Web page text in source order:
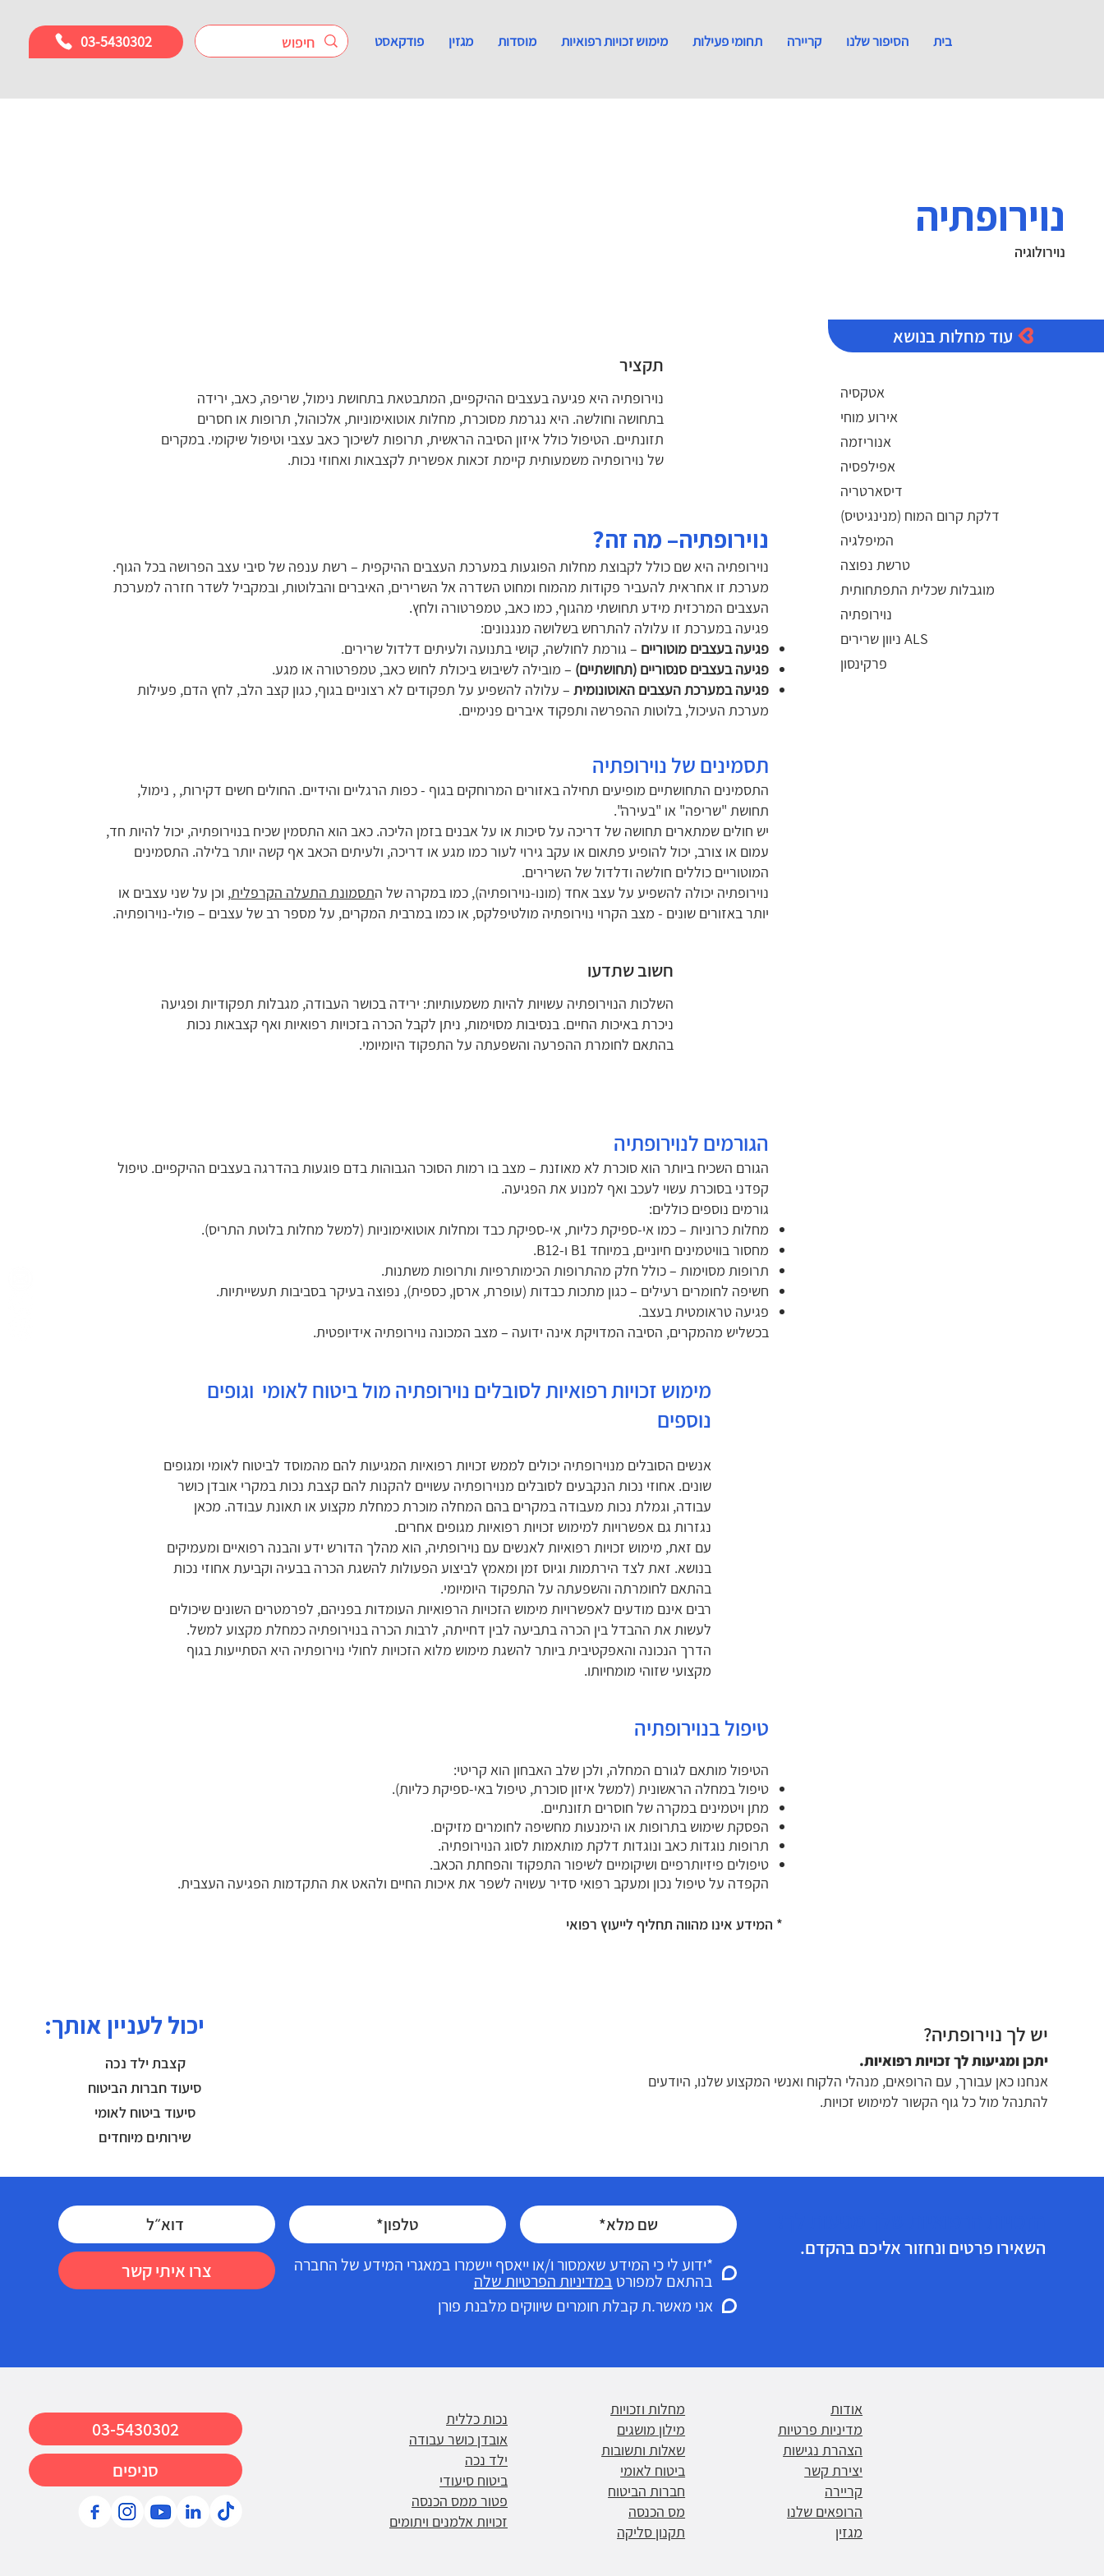
03-5430302 בית הסיפור שלנו קריירה תחומי פעילות מימוש זכויות רפואיות מוסדות מגזין פודקאסט
תקציר
נוירופתיה היא פגיעה בעצבים ההיקפיים, המתבטאת בתחושת נימול, שריפה, כאב, ירידה
בתחושה וחולשה. היא נגרמת מסוכרת, מחלות אוטואימוניות, אלכוהול, תרופות או חסרים
תזונתיים. הטיפול כולל איזון הסיבה הראשית, תרופות לשיכוך כאב עצבי וטיפול שיקומי. במקרים
של נוירופתיה משמעותית קיימת זכאות אפשרית לקצבאות ואחוזי נכות.
נוירופתיה– מה זה?
נוירופתיה היא שם כולל לקבוצת מחלות הפוגעות במערכת העצבים ההיקפית – רשת ענפה של סיבי עצב הפרושה בכל הגוף.
מערכת זו אחראית להעביר פקודות מהמוח ומחוט השדרה אל השרירים, האיברים והבלוטות, ובמקביל לשדר חזרה למערכת
העצבים המרכזית מידע תחושתי מהגוף, כמו כאב, טמפרטורה ולחץ.
פגיעה במערכת זו עלולה להתרחש בשלושה מנגנונים:
פגיעה בעצבים מוטוריים – גורמת לחולשה, קושי בתנועה ולעיתים דלדול שרירים.
פגיעה בעצבים סנסוריים (תחושתיים) – מובילה לשיבוש ביכולת לחוש כאב, טמפרטורה או מגע.
פגיעה במערכת העצבים האוטונומית– עלולה להשפיע על תפקודים לא רצוניים בגוף, כגון קצב הלב, לחץ הדם, פעילות
מערכת העיכול, בלוטות ההפרשה ותפקוד איברים פנימיים.
תסמינים של נוירופתיה
התסמינים התחושתיים מופיעים תחילה באזורים המרוחקים בגוף - כפות הרגליים והידיים. החולים חשים דקירות, , נימול,
תחושת "שריפה" או "בעירה".
יש חולים שמתארים תחושה של דריכה על סיכות או על אבנים בזמן הליכה. כאב הוא התסמין שכיח בנוירופתיה, יכול להיות חד,
עמום או צורב, יכול להופיע פתאום או עקב גירוי לעור כמו מגע או דריכה, ולעיתים הכאב אף קשה יותר בלילה. התסמינים
המוטוריים כוללים חולשה ודלדול של השרירים.
נוירופתיה יכולה להשפיע על עצב אחד (מונו-נוירופתיה), כמו במקרה של התסמונת התעלה הקרפלית, וכן על שני עצבים או
יותר באזורים שונים - מצב הקרוי נוירופתיה מולטיפלקס, או כמו במרבית המקרים, על מספר רב של עצבים – פולי-נוירופתיה.
חשוב שתדעו
השלכות הנוירופתיה עשויות להיות משמעותיות: ירידה בכושר העבודה, מגבלות תפקודיות ופגיעה
ניכרת באיכות החיים. בנסיבות מסוימות, ניתן לקבל הכרה בזכויות רפואיות ואף קצבאות נכות
בהתאם לחומרת ההפרעה והשפעתה על התפקוד היומיומי.
הגורמים לנוירופתיה
הגורם השכיח ביותר הוא סוכרת לא מאוזנת – מצב בו רמות הסוכר הגבוהות בדם פוגעות בהדרגה בעצבים ההיקפיים. טיפול
קפדני בסוכרת עשוי לעכב ואף למנוע את הפגיעה.
גורמים נוספים כוללים:
מחלות כרוניות – כמו אי-ספיקת כליות, אי-ספיקת כבד ומחלות אוטואימוניות (למשל מחלות בלוטת התריס).
מחסור בוויטמינים חיוניים, במיוחד B1 ו-B12.
תרופות מסוימות – כולל חלק מהתרופות הכימותרפיות ותרופות משתנות.
חשיפה לחומרים רעילים – כגון מתכות כבדות (עופרת, ארסן, כספית), נפוצה בעיקר בסביבות תעשייתיות.
פגיעה טראומטית בעצב.
בכשליש מהמקרים, הסיבה המדויקת אינה ידועה – מצב המכונה נוירופתיה אידיופטית.
מימוש זכויות רפואיות לסובלים נוירופתיה מול ביטוח לאומי וגופים
נוספים
אנשים הסובלים מנוירופתיה יכולים לממש זכויות רפואיות המגיעות להם מהמוסד לביטוח לאומי ומגופים
שונים. אחוזי נכות הנקבעים לסובלים מנוירופתיה עשויים להקנות להם קצבת נכות במקרי אובדן כושר
עבודה, וגמלת נכות מעבודה במקרים בהם המחלה מוכרת כמחלת מקצוע או תאונת עבודה. מכאן
נגזרות גם אפשרויות למימוש זכויות רפואיות מגופים אחרים.
עם זאת, מימוש זכויות רפואיות לאנשים עם נוירופתיה, הוא מהלך הדורש ידע והבנה רפואיים ומעמיקים
בנושא. זאת לצד הירתמות וגיוס זמן ומאמץ לביצוע הפעולות להשגת הכרה בבעיה וקביעת אחוזי נכות
בהתאם לחומרתה והשפעתה על התפקוד היומיומי.
רבים אינם מודעים לאפשרויות מימוש הזכויות הרפואיות העומדות בפניהם, לפרמטרים השונים שיכולים
לעשות את ההבדל בין הכרה בתביעה לבין דחייתה, לרבות הכרה בנוירופתיה כמחלת מקצוע למשל.
הדרך הנכונה והאפקטיבית ביותר להשגת מימוש מלוא הזכויות לחולי נוירופתיה היא הסתייעות בגוף
מקצועי שזוהי מומחיותו.
טיפול בנוירופתיה
הטיפול מותאם לגורם המחלה, ולכן שלב האבחון הוא קריטי:
טיפול במחלה הראשונית (למשל איזון סוכרת, טיפול באי-ספיקת כליות).
מתן ויטמינים במקרה של חוסרים תזונתיים.
הפסקת שימוש בתרופות או הימנעות מחשיפה לחומרים מזיקים.
תרופות נוגדות כאב ונוגדות דלקת מותאמות לסוג הנוירופתיה.
טיפולים פיזיותרפיים ושיקומיים לשיפור התפקוד והפחתת הכאב.
הקפדה על טיפול נכון ומעקב רפואי סדיר עשויה לשפר את איכות החיים ולהאט את התקדמות הפגיעה העצבית.
* המידע אינו מהווה תחליף לייעוץ רפואי
עוד מחלות בנושא
אטקסיה
אירוע מוחי
אנוריזמה
אפילפסיה
דיסארטריה
דלקת קרום המוח (מנינגיטיס)
המיפלגיה
טרשת נפוצה
מוגבלות שכלית התפתחותית
נוירופתיה
ניוון שרירים ALS
פרקינסון
יש לך נוירופתיה?
יתכן ומגיעות לך זכויות רפואיות.
אנחנו כאן עבורך, עם הרופאים, מנהלי הלקוח ואנשי המקצוע שלנו, היודעים
להתנהל מול כל גוף הקשור למימוש זכויות.
יכול לעניין אותך:
קצבת ילד נכה
סיעוד חברות הביטוח
סיעוד ביטוח לאומי
שירותים מיוחדים
השאירו פרטים ונחזור אליכם בהקדם.
צרו איתי קשר
*ידוע לי כי המידע שאמסור ו/או ייאסף יישמרו במאגרי המידע של החברה
בהתאם למפורט במדיניות הפרטיות שלה
אני מאשר.ת קבלת חומרים שיווקים מלבנת פורן
נוירופתיה
נוירולוגיה
אודות
מדיניות פרטיות
הצהרת נגישות
יצירת קשר
קריירה
הרופאים שלנו
מגזין
מחלות וזכויות
מילון מושגים
שאלות ותשובות
ביטוח לאומי
חברות הביטוח
מס הכנסה
תקנון סליקה
נכות כללית
אובדן כושר עבודה
ילד נכה
ביטוח סיעודי
פטור ממס הכנסה
זכויות אלמנים ויתומים
03-5430302
סניפים